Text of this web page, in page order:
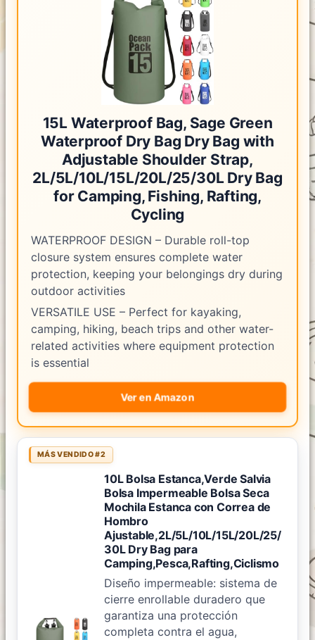
15L Waterproof Bag, Sage Green
Waterproof Dry Bag Dry Bag with
Adjustable Shoulder Strap,
2L/5L/10L/15L/20L/25/30L Dry Bag
for Camping, Fishing, Rafting,
Cycling
WATERPROOF DESIGN – Durable roll-top
closure system ensures complete water
protection, keeping your belongings dry during
outdoor activities
VERSATILE USE – Perfect for kayaking,
camping, hiking, beach trips and other water-
related activities where equipment protection
is essential
Ver en Amazon
MÁS VENDIDO #2
10L Bolsa Estanca,Verde Salvia
Bolsa Impermeable Bolsa Seca
Mochila Estanca con Correa de
Hombro
Ajustable,2L/5L/10L/15L/20L/25/
30L Dry Bag para
Camping,Pesca,Rafting,Ciclismo
Diseño impermeable: sistema de
cierre enrollable duradero que
garantiza una protección
completa contra el agua,